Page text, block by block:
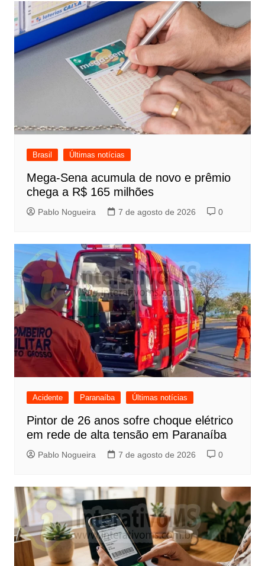
Brasil Últimas notícias
Mega-Sena acumula de novo e prêmio
chega a R$ 165 milhões
Pablo Nogueira 7 de agosto de 2026 0
Acidente Paranaíba Últimas notícias
Pintor de 26 anos sofre choque elétrico
em rede de alta tensão em Paranaíba
Pablo Nogueira 7 de agosto de 2026 0